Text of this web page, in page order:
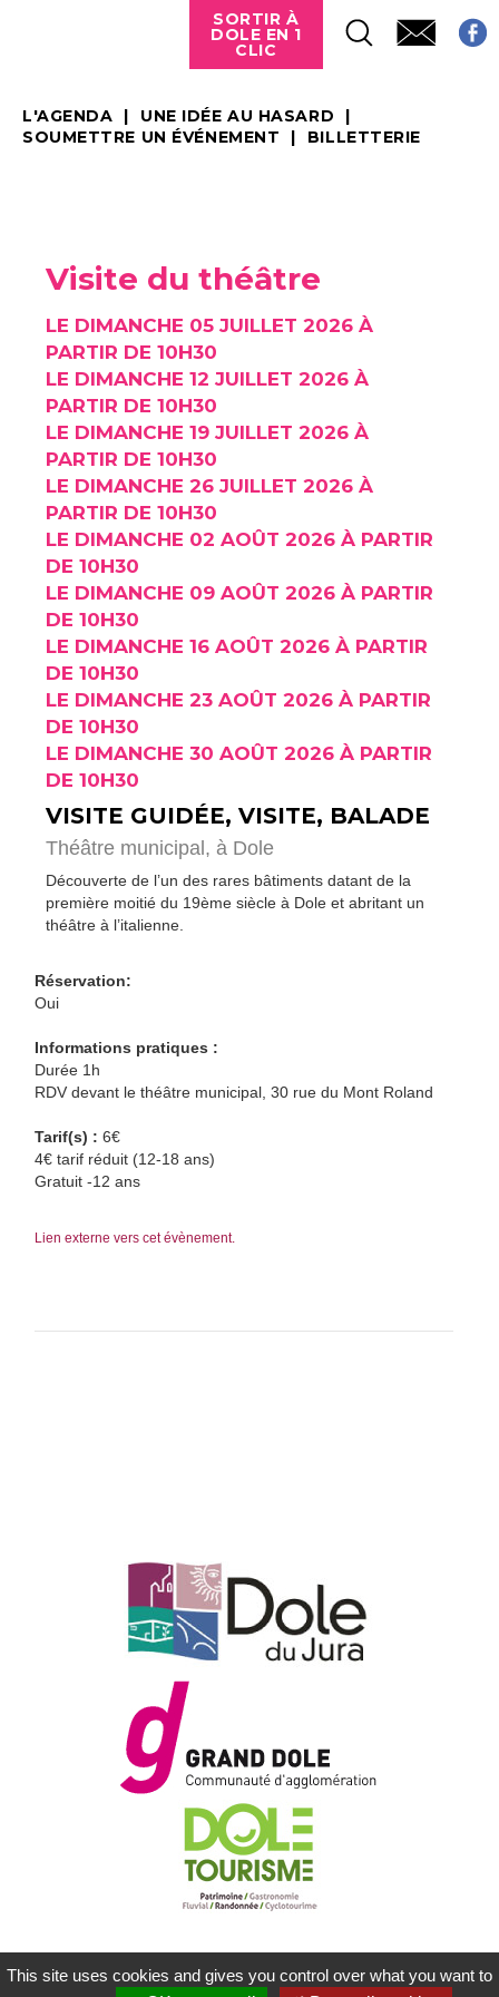
SORTIR À
DOLE EN 1
CLIC
L'AGENDA
UNE IDÉE AU HASARD
SOUMETTRE UN ÉVÉNEMENT
BILLETTERIE
Visite du théâtre
LE DIMANCHE 05 JUILLET 2026 À
PARTIR DE 10H30
LE DIMANCHE 12 JUILLET 2026 À
PARTIR DE 10H30
LE DIMANCHE 19 JUILLET 2026 À
PARTIR DE 10H30
LE DIMANCHE 26 JUILLET 2026 À
PARTIR DE 10H30
LE DIMANCHE 02 AOÛT 2026 À PARTIR
DE 10H30
LE DIMANCHE 09 AOÛT 2026 À PARTIR
DE 10H30
LE DIMANCHE 16 AOÛT 2026 À PARTIR
DE 10H30
LE DIMANCHE 23 AOÛT 2026 À PARTIR
DE 10H30
LE DIMANCHE 30 AOÛT 2026 À PARTIR
DE 10H30
VISITE GUIDÉE, VISITE, BALADE
Théâtre municipal, à Dole
Découverte de l’un des rares bâtiments datant de la
première moitié du 19ème siècle à Dole et abritant un
théâtre à l’italienne.
Réservation:
Oui
Informations pratiques :
Durée 1h
RDV devant le théâtre municipal, 30 rue du Mont Roland
Tarif(s) : 6€
4€ tarif réduit (12-18 ans)
Gratuit -12 ans
Lien externe vers cet évènement.
This site uses cookies and gives you control over what you want to